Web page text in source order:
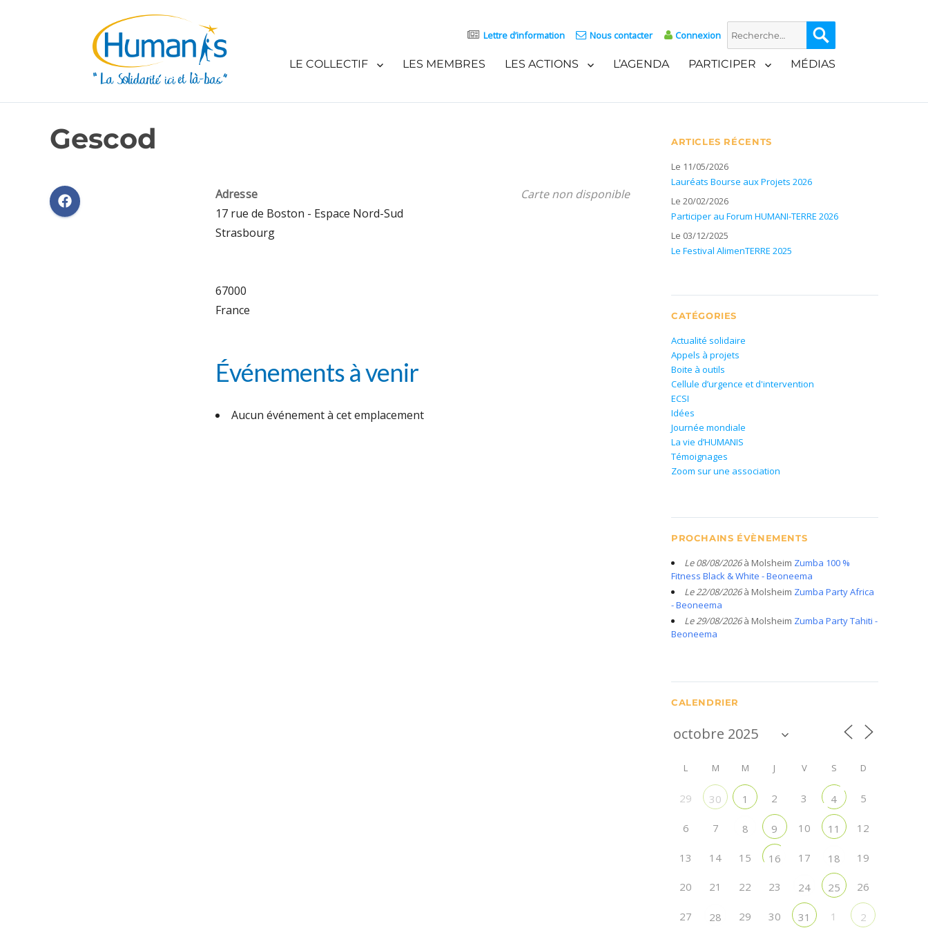
Lettre d’information Nous contacter Connexion
Recherche
pour :
LE COLLECTIF LES MEMBRES LES ACTIONS L’AGENDA PARTICIPER MÉDIAS
Gescod
Carte non disponible
Adresse
17 rue de Boston - Espace Nord-Sud
Strasbourg
67000
France
Événements à venir
Aucun événement à cet emplacement
ARTICLES RÉCENTS
Le 11/05/2026
Lauréats Bourse aux Projets 2026
Le 20/02/2026
Participer au Forum HUMANI-TERRE 2026
Le 03/12/2025
Le Festival AlimenTERRE 2025
CATÉGORIES
Actualité solidaire
Appels à projets
Boite à outils
Cellule d’urgence et d'intervention
ECSI
Idées
Journée mondiale
La vie d’HUMANIS
Témoignages
Zoom sur une association
PROCHAINS ÉVÈNEMENTS
Le 08/08/2026à Molsheim Zumba 100 %
Fitness Black & White - Beoneema
Le 22/08/2026à Molsheim Zumba Party Africa
- Beoneema
Le 29/08/2026à Molsheim Zumba Party Tahiti -
Beoneema
CALENDRIER
L M M J V S D
29 30 1 2 3 4 5
6 7 8 9 10 11 12
13 14 15 16 17 18 19
20 21 22 23 24 25 26
27 28 29 30 31 1 2